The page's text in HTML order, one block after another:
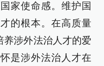
家使命感。维护国
的根本。在高质量
养涉外法治人才的爱
是涉外法治人才在